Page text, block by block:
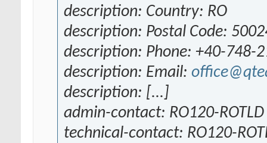
description: Country: RO
description: Postal Code:
description: Phone: +40-748-
description: Email:
description: [...]
admin-contact: RO120-ROTLD
technical-contact: RO120-